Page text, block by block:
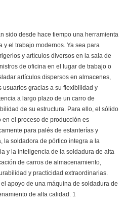
sido desde hace tiempo una herramienta
el trabajo modernos. Ya sea para
y artículos diversos en la sala de
de oficina en el lugar de trabajo o
artículos dispersos en almacenes,
gracias a su flexibilidad y
a largo plazo de un carro de
de su estructura. Para ello, el sólido
el proceso de producción es
para palés de estanterías y
la soldadora de pórtico integra a la
y la inteligencia de la soldadura de alta
de carros de almacenamiento,
y practicidad extraordinarias.